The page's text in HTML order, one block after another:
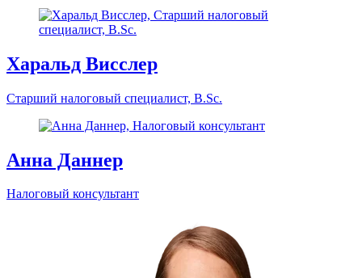
Ирина Винхеллер
Партнер, B.Sc., M.B.L.-HSG, сертифицированный фондовый
консультант (DSA), COO
Харальд Висслер
Старший налоговый специалист, B.Sc.